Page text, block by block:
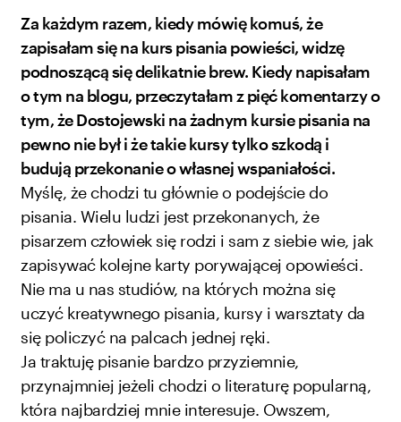
Za każdym razem, kiedy mówię komuś, że
zapisałam się na kurs pisania powieści, widzę
podnoszącą się delikatnie brew. Kiedy napisałam
o tym na blogu, przeczytałam z pięć komentarzy o
tym, że Dostojewski na żadnym kursie pisania na
pewno nie był i że takie kursy tylko szkodą i
budują przekonanie o własnej wspaniałości.
Myślę, że chodzi tu głównie o podejście do
pisania. Wielu ludzi jest przekonanych, że
pisarzem człowiek się rodzi i sam z siebie wie, jak
zapisywać kolejne karty porywającej opowieści.
Nie ma u nas studiów, na których można się
uczyć kreatywnego pisania, kursy i warsztaty da
się policzyć na palcach jednej ręki.
Ja traktuję pisanie bardzo przyziemnie,
przynajmniej jeżeli chodzi o literaturę popularną,
która najbardziej mnie interesuje. Owszem,